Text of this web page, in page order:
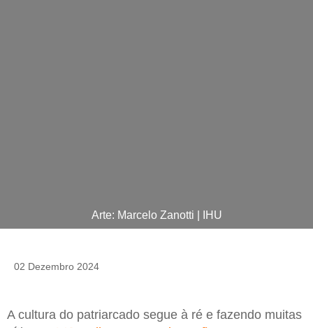
Arte: Marcelo Zanotti | IHU
02 Dezembro 2024
A cultura do patriarcado segue à ré e fazendo muitas